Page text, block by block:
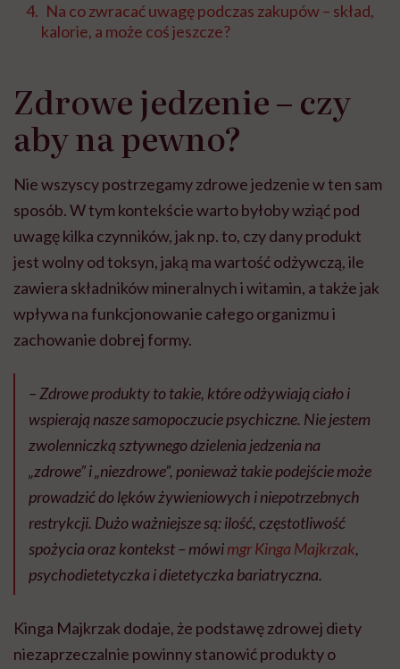
Na co zwracać uwagę podczas zakupów – skład,
kalorie, a może coś jeszcze?
Zdrowe jedzenie – czy
aby na pewno?
Nie wszyscy postrzegamy zdrowe jedzenie w ten sam
sposób. W tym kontekście warto byłoby wziąć pod
uwagę kilka czynników, jak np. to, czy dany produkt
jest wolny od toksyn, jaką ma wartość odżywczą, ile
zawiera składników mineralnych i witamin, a także jak
wpływa na funkcjonowanie całego organizmu i
zachowanie dobrej formy.
– Zdrowe produkty to takie, które odżywiają ciało i
wspierają nasze samopoczucie psychiczne. Nie jestem
zwolenniczką sztywnego dzielenia jedzenia na
„zdrowe” i „niezdrowe”, ponieważ takie podejście może
prowadzić do lęków żywieniowych i niepotrzebnych
restrykcji. Dużo ważniejsze są: ilość, częstotliwość
spożycia oraz kontekst – mówimgr Kinga Majkrzak,
psychodietetyczka i dietetyczka bariatryczna.
Kinga Majkrzak dodaje, że podstawę zdrowej diety
niezaprzeczalnie powinny stanowić produkty o